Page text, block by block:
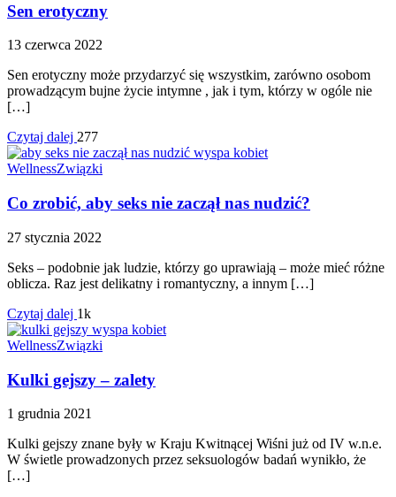
Sen erotyczny
13 czerwca 2022
Sen erotyczny może przydarzyć się wszystkim, zarówno osobom
prowadzącym bujne życie intymne , jak i tym, którzy w ogóle nie
[…]
Czytaj dalej 277
WellnessZwiązki
Co zrobić, aby seks nie zaczął nas nudzić?
27 stycznia 2022
Seks – podobnie jak ludzie, którzy go uprawiają – może mieć różne
oblicza. Raz jest delikatny i romantyczny, a innym […]
Czytaj dalej 1k
WellnessZwiązki
Kulki gejszy – zalety
1 grudnia 2021
Kulki gejszy znane były w Kraju Kwitnącej Wiśni już od IV w.n.e.
W świetle prowadzonych przez seksuologów badań wynikło, że
[…]